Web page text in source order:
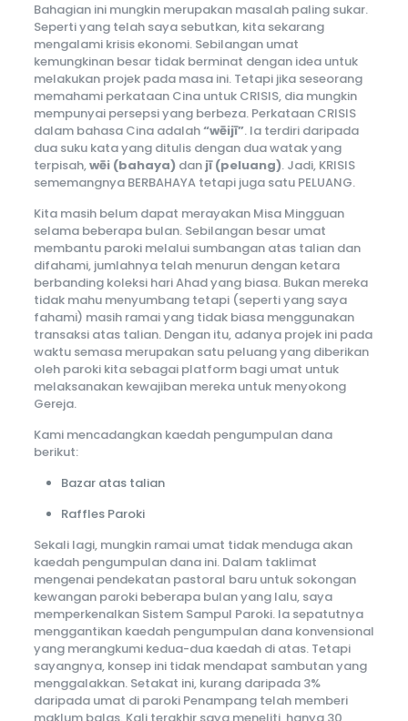
Bahagian ini mungkin merupakan masalah paling sukar.
Seperti yang telah saya sebutkan, kita sekarang
mengalami krisis ekonomi. Sebilangan umat
kemungkinan besar tidak berminat dengan idea untuk
melakukan projek pada masa ini. Tetapi jika seseorang
memahami perkataan Cina untuk CRISIS, dia mungkin
mempunyai persepsi yang berbeza. Perkataan CRISIS
dalam bahasa Cina adalah“wēijī”. Ia terdiri daripada
dua suku kata yang ditulis dengan dua watak yang
terpisah,wēi (bahaya)dan jī (peluang). Jadi, KRISIS
sememangnya BERBAHAYA tetapi juga satu PELUANG.
Kita masih belum dapat merayakan Misa Mingguan
selama beberapa bulan. Sebilangan besar umat
membantu paroki melalui sumbangan atas talian dan
difahami, jumlahnya telah menurun dengan ketara
berbanding koleksi hari Ahad yang biasa. Bukan mereka
tidak mahu menyumbang tetapi (seperti yang saya
fahami) masih ramai yang tidak biasa menggunakan
transaksi atas talian. Dengan itu, adanya projek ini pada
waktu semasa merupakan satu peluang yang diberikan
oleh paroki kita sebagai platform bagi umat untuk
melaksanakan kewajiban mereka untuk menyokong
Gereja.
Kami mencadangkan kaedah pengumpulan dana
berikut:
Bazar atas talian
Raffles Paroki
Sekali lagi, mungkin ramai umat tidak menduga akan
kaedah pengumpulan dana ini. Dalam taklimat
mengenai pendekatan pastoral baru untuk sokongan
kewangan paroki beberapa bulan yang lalu, saya
memperkenalkan Sistem Sampul Paroki. Ia sepatutnya
menggantikan kaedah pengumpulan dana konvensional
yang merangkumi kedua-dua kaedah di atas. Tetapi
sayangnya, konsep ini tidak mendapat sambutan yang
menggalakkan. Setakat ini, kurang daripada 3%
daripada umat di paroki Penampang telah memberi